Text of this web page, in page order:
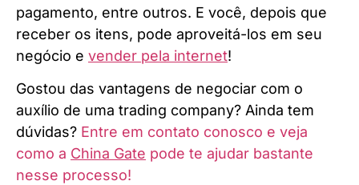
pagamento, entre outros. E você, depois que
receber os itens, pode aproveitá-los em seu
negócio e vender pela internet!
Gostou das vantagens de negociar com o
auxílio de uma trading company? Ainda tem
dúvidas? Entre em contato conosco e veja
como a China Gate pode te ajudar bastante
nesse processo!